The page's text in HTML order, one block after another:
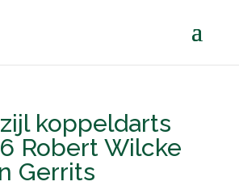
koppeldarts
Robert Wilcke
Gerrits